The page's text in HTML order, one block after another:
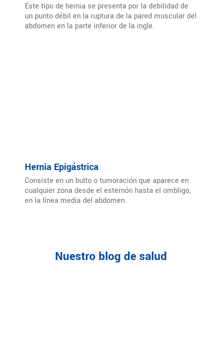
Este tipo de hernia se presenta por la debilidad de
un punto débil en la ruptura de la pared muscular del
abdomen en la parte inferior de la ingle.
Hernia Epigástrica
Consiste en un bulto o tumoración que aparece en
cualquier zona desde el esternón hasta el ombligo,
en la línea media del abdomen.
Nuestro blog de salud